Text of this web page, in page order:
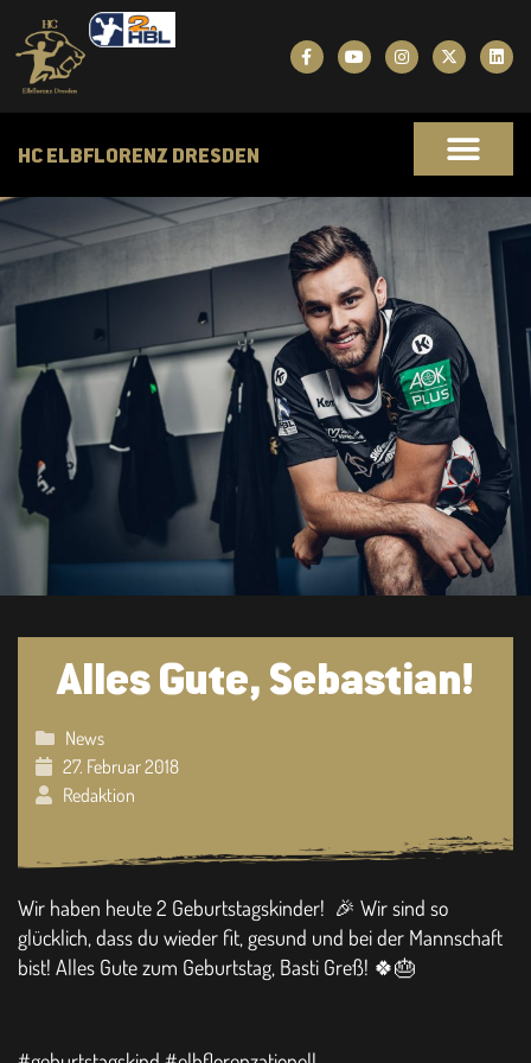
HC ELBFLORENZ DRESDEN
Alles Gute, Sebastian!
News
27. Februar 2018
Redaktion
Wir haben heute 2 Geburtstagskinder! 🎉 Wir sind so
glücklich, dass du wieder fit, gesund und bei der Mannschaft
bist! Alles Gute zum Geburtstag, Basti Greß! 🍀🎂